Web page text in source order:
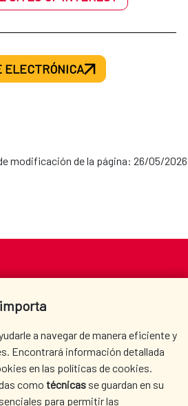
ELECTRÓNICA
modificación de la página: 26/05/2026
a navegar de manera eficiente y
Encontrará información detallada
en las políticas de cookies.
como técnicas se guardan en su
para permitir las
WHERE DO WE COOPERATE?
PRESS ROOM